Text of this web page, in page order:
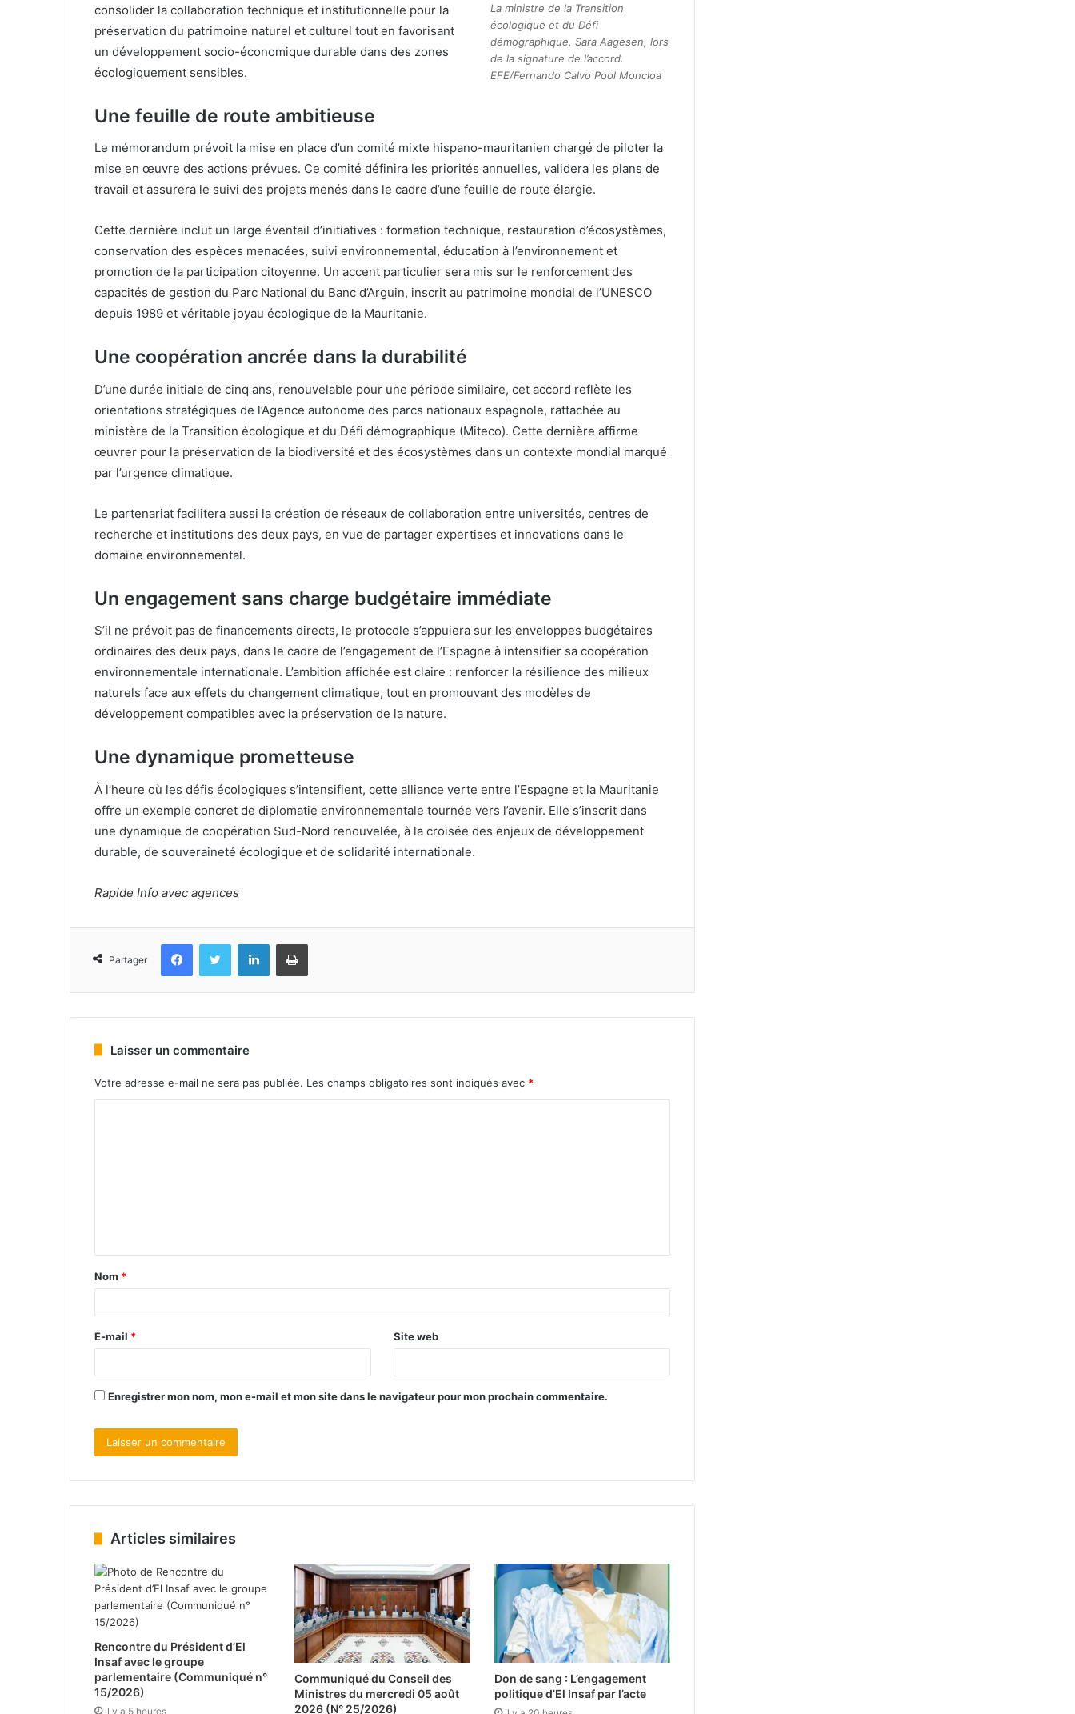
La ministre de la Transition
écologique et du Défi
démographique, Sara Aagesen, lors
de la signature de l’accord.
EFE/Fernando Calvo Pool Moncloa
consolider la collaboration technique et institutionnelle pour la
préservation du patrimoine naturel et culturel tout en favorisant
un développement socio-économique durable dans des zones
écologiquement sensibles.
Une feuille de route ambitieuse
Le mémorandum prévoit la mise en place d’un comité mixte hispano-mauritanien chargé de piloter la
mise en œuvre des actions prévues. Ce comité définira les priorités annuelles, validera les plans de
travail et assurera le suivi des projets menés dans le cadre d’une feuille de route élargie.
Cette dernière inclut un large éventail d’initiatives : formation technique, restauration d’écosystèmes,
conservation des espèces menacées, suivi environnemental, éducation à l’environnement et
promotion de la participation citoyenne. Un accent particulier sera mis sur le renforcement des
capacités de gestion du Parc National du Banc d’Arguin, inscrit au patrimoine mondial de l’UNESCO
depuis 1989 et véritable joyau écologique de la Mauritanie.
Une coopération ancrée dans la durabilité
D’une durée initiale de cinq ans, renouvelable pour une période similaire, cet accord reflète les
orientations stratégiques de l’Agence autonome des parcs nationaux espagnole, rattachée au
ministère de la Transition écologique et du Défi démographique (Miteco). Cette dernière affirme
œuvrer pour la préservation de la biodiversité et des écosystèmes dans un contexte mondial marqué
par l’urgence climatique.
Le partenariat facilitera aussi la création de réseaux de collaboration entre universités, centres de
recherche et institutions des deux pays, en vue de partager expertises et innovations dans le
domaine environnemental.
Un engagement sans charge budgétaire immédiate
S’il ne prévoit pas de financements directs, le protocole s’appuiera sur les enveloppes budgétaires
ordinaires des deux pays, dans le cadre de l’engagement de l’Espagne à intensifier sa coopération
environnementale internationale. L’ambition affichée est claire : renforcer la résilience des milieux
naturels face aux effets du changement climatique, tout en promouvant des modèles de
développement compatibles avec la préservation de la nature.
Une dynamique prometteuse
À l’heure où les défis écologiques s’intensifient, cette alliance verte entre l’Espagne et la Mauritanie
offre un exemple concret de diplomatie environnementale tournée vers l’avenir. Elle s’inscrit dans
une dynamique de coopération Sud-Nord renouvelée, à la croisée des enjeux de développement
durable, de souveraineté écologique et de solidarité internationale.
Rapide Info avec agences
Partager
FacebookTwitter LinkedinImprimer
Laisser un commentaire
Votre adresse e-mail ne sera pas publiée. Les champs obligatoires sont indiqués avec *
Nom *
E-mail * Site web
Enregistrer mon nom, mon e-mail et mon site dans le navigateur pour mon prochain commentaire.
Articles similaires
Rencontre du Président d’El
Insaf avec le groupe
parlementaire (Communiqué n°
15/2026)
il y a 5 heures
Communiqué du Conseil des
Ministres du mercredi 05 août
2026 (N° 25/2026)
Don de sang : L’engagement
politique d’El Insaf par l’acte